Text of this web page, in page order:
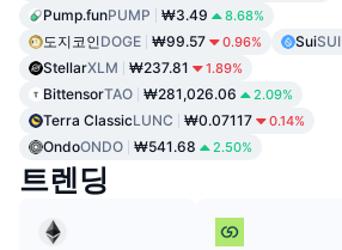
Pump.funPUMP ₩3.49 8.68%
도지코인DOGE ₩99.57 0.96% SuiSUI
StellarXLM ₩237.81 1.89%
BittensorTAO ₩281,026.06 2.09%
Terra ClassicLUNC ₩0.07117 0.14%
OndoONDO ₩541.68 2.50%
트렌딩